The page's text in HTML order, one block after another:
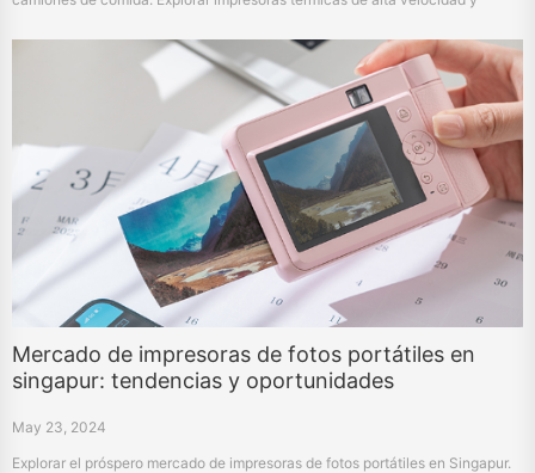
Mercado de impresoras de fotos portátiles en
singapur: tendencias y oportunidades
May 23, 2024
Explorar el próspero mercado de impresoras de fotos portátiles en Singapur.